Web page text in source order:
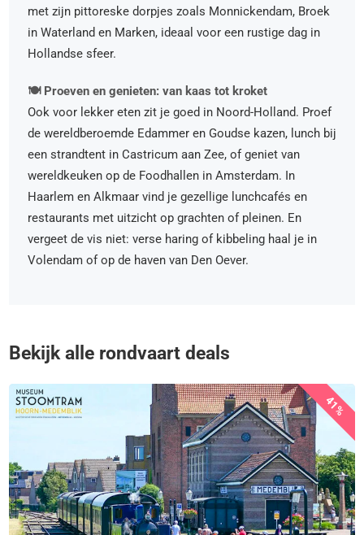
met zijn pittoreske dorpjes zoals Monnickendam, Broek
in Waterland en Marken, ideaal voor een rustige dag in
Hollandse sfeer.
🍽️ Proeven en genieten: van kaas tot kroket
Ook voor lekker eten zit je goed in Noord-Holland. Proef
de wereldberoemde Edammer en Goudse kazen, lunch bij
een strandtent in Castricum aan Zee, of geniet van
wereldkeuken op de Foodhallen in Amsterdam. In
Haarlem en Alkmaar vind je gezellige lunchcafés en
restaurants met uitzicht op grachten of pleinen. En
vergeet de vis niet: verse haring of kibbeling haal je in
Volendam of op de haven van Den Oever.
Bekijk alle rondvaart deals
41%